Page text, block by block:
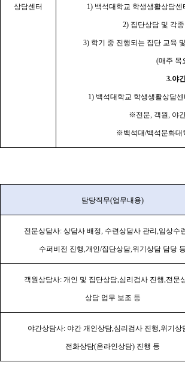
상담센터 1) 백석대학교 학생생활상담센
2) 집단상담 및 각
3) 학기 중 진행되는 집단 교육
(매주 목
3.야
1) 백석대학교 학생생활상담
※전문, 객원, 야
※백석대/백석문화대
담당직무(업무내용)
전문상담사: 상담사 배정, 수련상담사 관리 ,임상수
수퍼비전 진행,개인/집단상담,위기상담 담당 등
객원상담사: 개인 및 집단상담,심리검사 진행,전문
상담 업무 보조 등
야간상담사: 야간 개인상담,심리검사 진행,위기상
전화상담(온라인상담) 진행 등